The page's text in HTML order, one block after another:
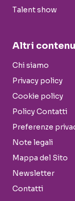
Talent show
Altri
Chi siamo
Privacy policy
Cookie policy
Policy Contatti
Preferenze
Note legali
Mappa del Sito
Newsletter
Contatti